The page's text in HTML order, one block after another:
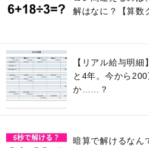
解はなに？【算数
【リアル給与明
と4年。今から
か……？
暗算で解けるな